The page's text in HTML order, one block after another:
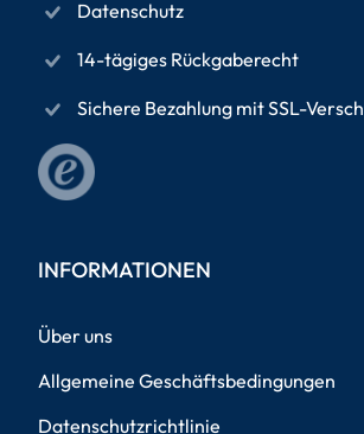
Datenschutz
14-tägiges Rückgaberecht
Sichere Bezahlung mit SSL-
INFORMATIONEN
Über uns
Allgemeine Geschäftsbedingungen
Datenschutzrichtlinie